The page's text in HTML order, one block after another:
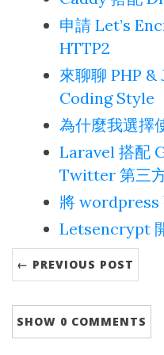
申請 Let’s
HTTP2
來聊聊 PHP &
Coding Style
為什麼我選擇
Laravel 搭配
Twitter 第三
將 wordpress
Letsencrypt
← PREVIOUS POST
SHOW 0 COMMENTS